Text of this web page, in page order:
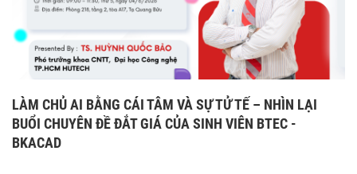
LÀM CHỦ AI BẰNG CÁI TÂM VÀ SỰ TỬ TẾ – NHÌN LẠI
BUỔI CHUYÊN ĐỀ ĐẮT GIÁ CỦA SINH VIÊN BTEC -
BKACAD